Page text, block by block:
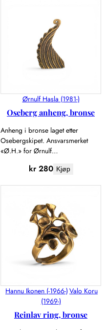
Ørnulf Hasla (1981-)
Oseberg anheng, bronse
Anheng i bronse laget etter
Osebergskipet. Ansvarsmerket
«Ø.H.» for Ørnulf…
kr280 Kjøp
Hannu Ikonen (-1966-) Valo Koru
(1969-)
Reinlav ring, bronse